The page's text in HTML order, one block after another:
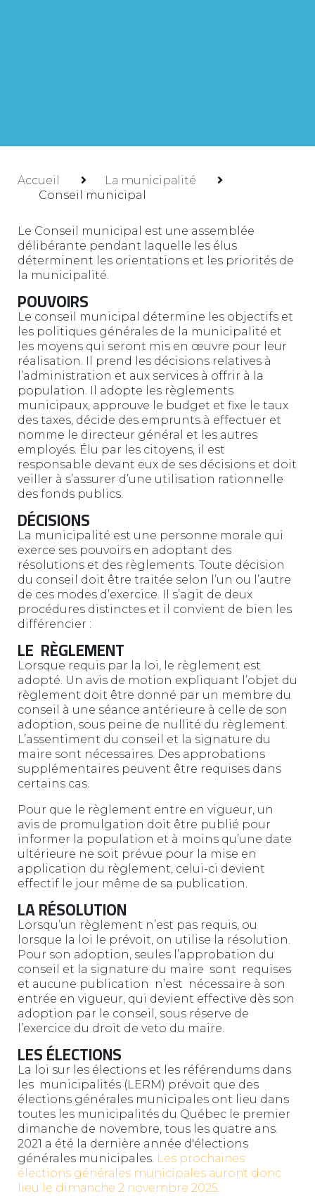
Accueil
La municipalité
Conseil municipal
Le Conseil municipal est une assemblée
délibérante pendant laquelle les élus
déterminent les orientations et les priorités de
la municipalité.
POUVOIRS
Le conseil municipal détermine les objectifs et
les politiques générales de la municipalité et
les moyens qui seront mis en œuvre pour leur
réalisation. Il prend les décisions relatives à
l’administration et aux services à offrir à la
population. Il adopte les règlements
municipaux, approuve le budget et fixe le taux
des taxes, décide des emprunts à effectuer et
nomme le directeur général et les autres
employés. Élu par les citoyens, il est
responsable devant eux de ses décisions et doit
veiller à s’assurer d’une utilisation rationnelle
des fonds publics.
DÉCISIONS
La municipalité est une personne morale qui
exerce ses pouvoirs en adoptant des
résolutions et des règlements. Toute décision
du conseil doit être traitée selon l’un ou l’autre
de ces modes d’exercice. Il s’agit de deux
procédures distinctes et il convient de bien les
différencier :
LE RÈGLEMENT
Lorsque requis par la loi, le règlement est
adopté. Un avis de motion expliquant l’objet du
règlement doit être donné par un membre du
conseil à une séance antérieure à celle de son
adoption, sous peine de nullité du règlement.
L’assentiment du conseil et la signature du
maire sont nécessaires. Des approbations
supplémentaires peuvent être requises dans
certains cas.
Pour que le règlement entre en vigueur, un
avis de promulgation doit être publié pour
informer la population et à moins qu’une date
ultérieure ne soit prévue pour la mise en
application du règlement, celui-ci devient
effectif le jour même de sa publication.
LA RÉSOLUTION
Lorsqu’un règlement n’est pas requis, ou
lorsque la loi le prévoit, on utilise la résolution.
Pour son adoption, seules l’approbation du
conseil et la signature du maire sont requises
et aucune publication n’est nécessaire à son
entrée en vigueur, qui devient effective dès son
adoption par le conseil, sous réserve de
l’exercice du droit de veto du maire.
LES ÉLECTIONS
La loi sur les élections et les référendums dans
les municipalités (LERM) prévoit que des
élections générales municipales ont lieu dans
toutes les municipalités du Québec le premier
dimanche de novembre, tous les quatre ans.
2021 a été la dernière année d'élections
générales municipales. Les prochaines
élections générales municipales auront donc
lieu le dimanche 2 novembre 2025.